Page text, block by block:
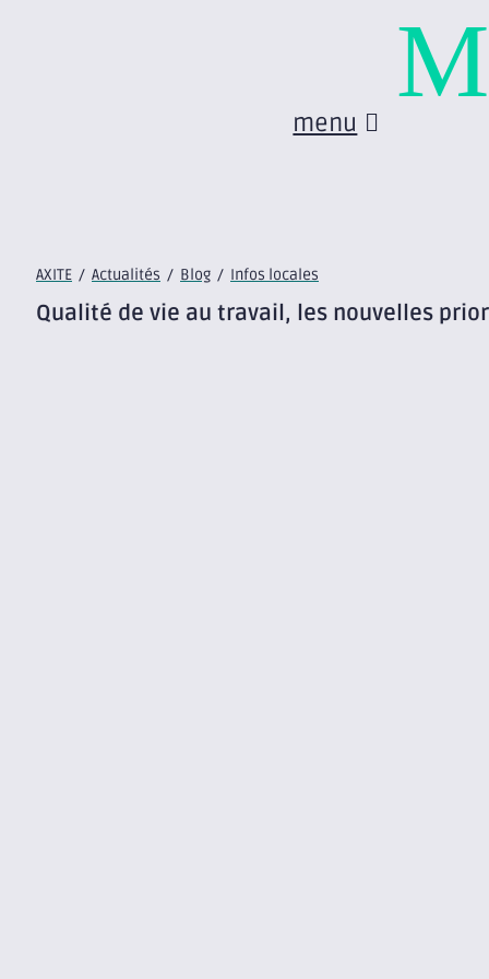
menu
AXITE / Actualités / Blog / Infos locales
Qualité de vie au travail, les nouvelles
M